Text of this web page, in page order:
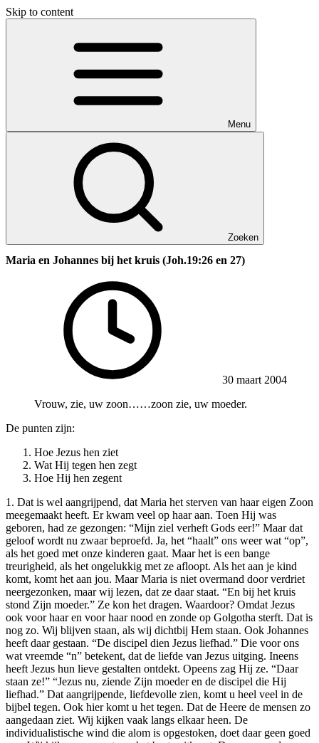
Skip to content
Menu
Zoeken
Maria en Johannes bij het kruis (Joh.19:26 en 27)
30 maart 2004
Vrouw, zie, uw zoon……zoon zie, uw moeder.
De punten zijn:
Hoe Jezus hen ziet
Wat Hij tegen hen zegt
Hoe Hij hen zegent
1. Dat is wel aangrijpend, dat Maria het sterven van haar eigen Zoon
meegemaakt heeft. Er kwam veel op haar aan. Toen Hij was
geboren, had ze gezongen: “Mijn ziel verheft Gods eer!” Maar dat
geloof wordt nu zwaar beproefd. Ja, het “haalt” ons weer wat “op”,
als het goed met onze kinderen gaat. Maar het is een bange
treurigheid, als het ongelukkig met ze afloopt. Als het aan je kind
komt, komt het aan jou. Maar Maria is niet overmand door verdriet
neergezonken, maar wij lezen, dat ze daar staat. “En bij het kruis
stond Zijn moeder.” Ze kon het dragen. Waardoor? Omdat Jezus
ook voor haar en voor haar nood en zonde op Golgotha sterft. Dat is
nog zo. Wij blijven staan, als wij dichtbij Hem staan. Ook Johannes
heeft daar gestaan. “De discipel dien Jezus liefhad.” Die voor ons
wat vreemde “n” betekent, dat de liefde van Jezus uitging. Ineens
heeft Jezus hun lieve gestalten ontdekt. Opeens zag Hij ze. “Daar
staan ze!” “Jezus nu, ziende Zijn moeder en de discipel die Hij
liefhad.” Dat aangrijpende, liefdevolle zien, komt u heel veel in de
bijbel tegen. Ook hier komt u het tegen. Dat de Heere de mensen zo
aangedaan ziet. Wij kijken vaak langs elkaar heen. De
individualistische wind die alom is opgestoken, doet daar geen goed